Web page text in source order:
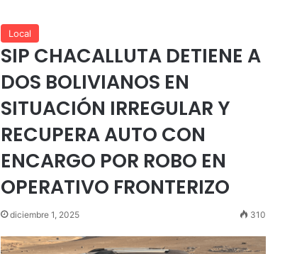
Local
SIP CHACALLUTA DETIENE A
DOS BOLIVIANOS EN
SITUACIÓN IRREGULAR Y
RECUPERA AUTO CON
ENCARGO POR ROBO EN
OPERATIVO FRONTERIZO
diciembre 1, 2025 310